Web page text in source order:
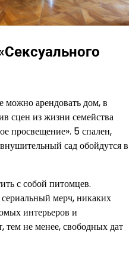
арендовать дом, в
сцен из жизни семейства
просвещение». 5 спален,
сад обойдутся в
с собой питомцев.
мерч, никаких
интерьеров и
тем не менее, свободных дат